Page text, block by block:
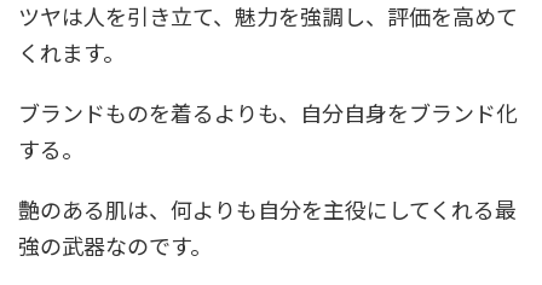
ツヤは人を引き立て、魅力を強調し、評価を高めて
くれます。
ブランドものを着るよりも、自分自身をブランド化
する。
艶のある肌は、何よりも自分を主役にしてくれる最
強の武器なのです。